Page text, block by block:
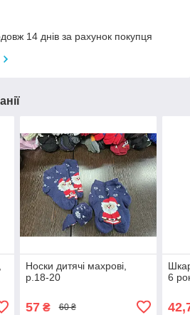
14 днів за рахунок покупця
Носки дитячі махрові,
р.18-20
57₴ 60 ₴
6